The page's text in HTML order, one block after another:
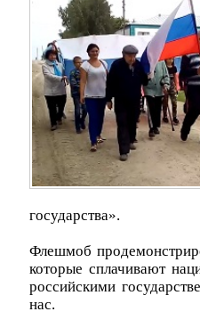
государства».
Флешмоб
которые сплачивают
российскими
нас.